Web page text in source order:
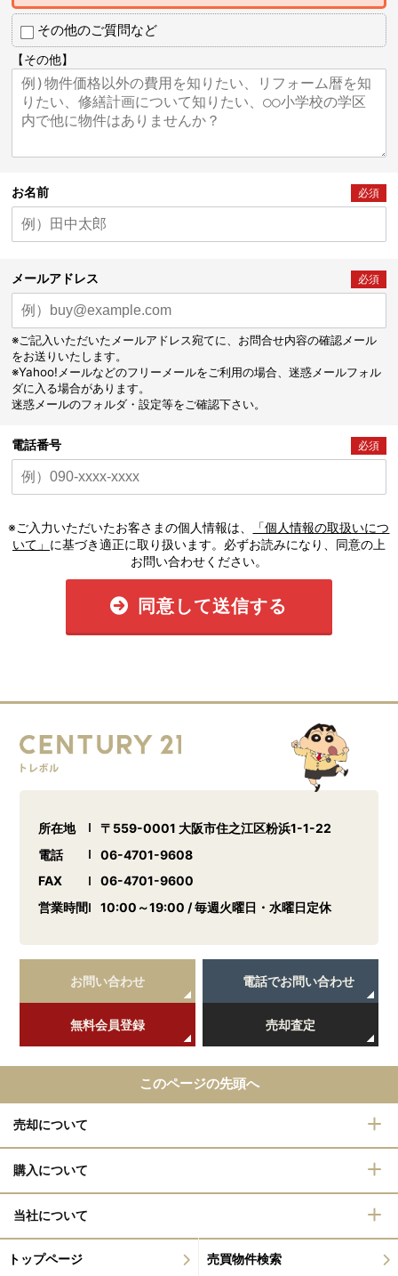
その他のご質問など
【その他】
お名前 必須
メールアドレス 必須
※ご記入いただいたメールアドレス宛てに、お問合せ内容の確認メール
をお送りいたします。
※Yahoo!メールなどのフリーメールをご利用の場合、迷惑メールフォル
ダに入る場合があります。
迷惑メールのフォルダ・設定等をご確認下さい。
電話番号 必須
※ご入力いただいたお客さまの個人情報は、
「個人情報の取扱いにつ
いて」 に基づき適正に取り扱います。必ずお読みになり、同意の上
お問い合わせください。
同意して送信する
所在地
〒559-0001 大阪市住之江区粉浜1-1-22
電話
06-4701-9608
FAX
06-4701-9600
営業時間
10:00～19:00 / 毎週火曜日・水曜日定休
お問い合わせ 電話でお問い合わせ
無料会員登録 売却査定
このページの先頭へ
売却について
購入について
当社について
トップページ 売買物件検索